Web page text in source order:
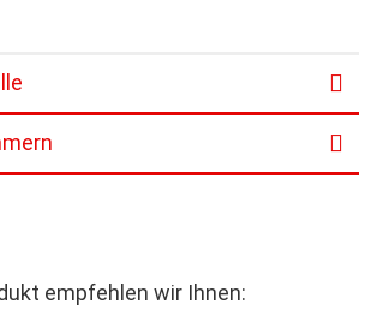
empfehlen wir Ihnen: